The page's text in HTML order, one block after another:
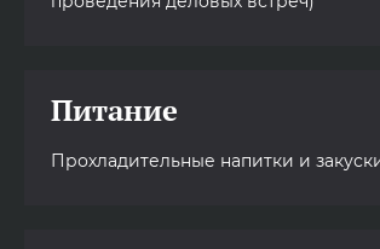
Питание
Прохладительные напитки и